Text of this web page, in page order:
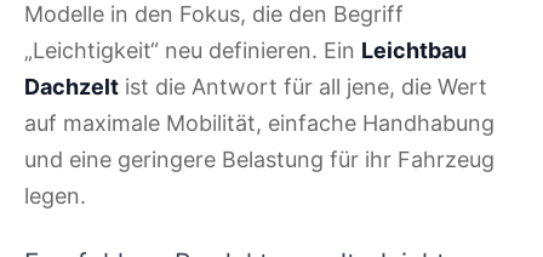
Modelle in den Fokus, die den Begriff
„Leichtigkeit“ neu definieren. Ein Leichtbau
Dachzelt ist die Antwort für all jene, die Wert
auf maximale Mobilität, einfache Handhabung
und eine geringere Belastung für ihr Fahrzeug
legen.